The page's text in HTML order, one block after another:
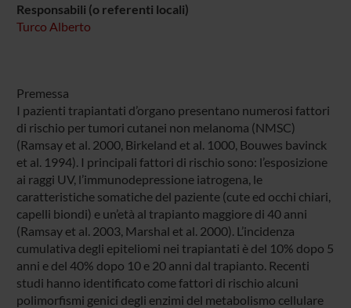
Responsabili (o referenti locali)
Turco Alberto
Premessa
I pazienti trapiantati d’organo presentano numerosi fattori
di rischio per tumori cutanei non melanoma (NMSC)
(Ramsay et al. 2000, Birkeland et al. 1000, Bouwes bavinck
et al. 1994). I principali fattori di rischio sono: l’esposizione
ai raggi UV, l’immunodepressione iatrogena, le
caratteristiche somatiche del paziente (cute ed occhi chiari,
capelli biondi) e un’età al trapianto maggiore di 40 anni
(Ramsay et al. 2003, Marshal et al. 2000). L’incidenza
cumulativa degli epiteliomi nei trapiantati è del 10% dopo 5
anni e del 40% dopo 10 e 20 anni dal trapianto. Recenti
studi hanno identificato come fattori di rischio alcuni
polimorfismi genici degli enzimi del metabolismo cellulare